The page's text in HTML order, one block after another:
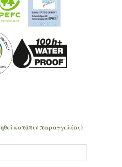
κατόπιν παραγγελίας)